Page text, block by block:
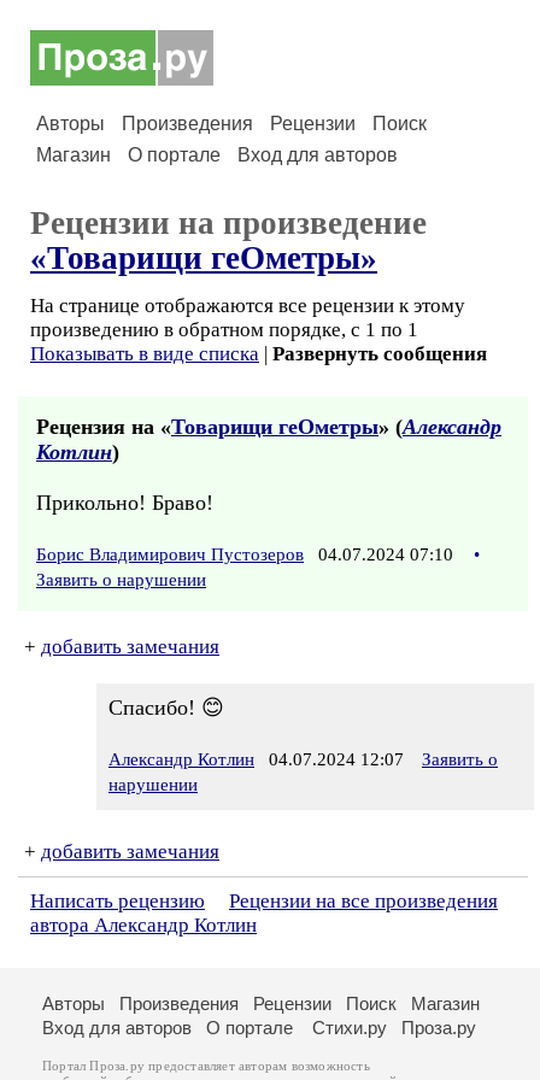
Авторы Произведения Рецензии
Поиск
Магазин
О портале Вход для авторов
Рецензии на произведение
«Товарищи геОметры»
На странице отображаются все рецензии к этому
произведению в обратном порядке, с 1 по 1
Показывать в виде списка | Развернуть сообщения
Рецензия на «Товарищи геОметры» (Александр
Котлин)
Прикольно! Браво!
Борис Владимирович Пустозеров 04.07.2024 07:10
•
Заявить о нарушении
+ добавить замечания
Спасибо! 😊
Александр Котлин 04.07.2024 12:07
Заявить о
нарушении
+ добавить замечания
Написать рецензию
Рецензии на все произведения
автора Александр Котлин
Авторы Произведения Рецензии Поиск
Магазин
Вход для авторов
О портале Стихи.ру Проза.ру
Портал Проза.ру предоставляет авторам возможность